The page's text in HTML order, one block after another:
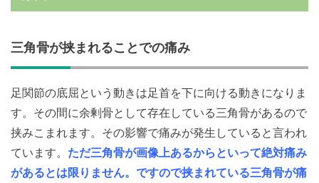
三角骨が挟まれることでの痛み
足関節の底屈という動きは足首を下に向ける動きになりま
す。その間に余剰骨として存在している三角骨があるので
挟みこまれます。その影響で痛みが発生していると言われ
ています。 ただ三角骨が画像上あるからといって絶対痛み
があるとは限りません。ですので挟まれている三角骨が痛